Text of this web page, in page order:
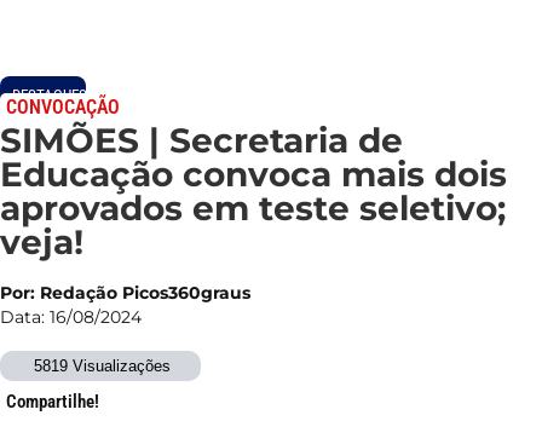
DESTAQUES
CONVOCAÇÃO
SIMÕES | Secretaria de
Educação convoca mais dois
aprovados em teste seletivo;
veja!
Por: Redação Picos360graus
Data: 16/08/2024
5819 Visualizações
Compartilhe!